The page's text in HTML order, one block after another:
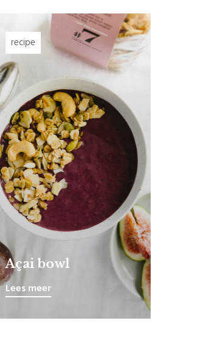
recipe
Açai bowl
Lees meer